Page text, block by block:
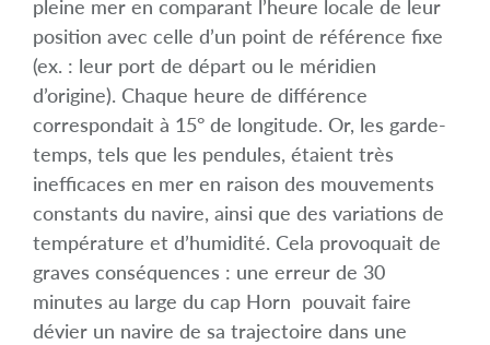
pleine mer en comparant l’heure locale de leur
position avec celle d’un point de référence fixe
(ex. : leur port de départ ou le méridien
d’origine). Chaque heure de différence
correspondait à 15° de longitude. Or, les garde-
temps, tels que les pendules, étaient très
inefficaces en mer en raison des mouvements
constants du navire, ainsi que des variations de
température et d’humidité. Cela provoquait de
graves conséquences : une erreur de 30
minutes au large du cap Horn pouvait faire
dévier un navire de sa trajectoire dans une